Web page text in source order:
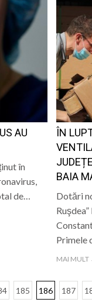
AU
în
de…
ÎN
BAIA
Dotări
Primele
MAI MULT
185 186 187